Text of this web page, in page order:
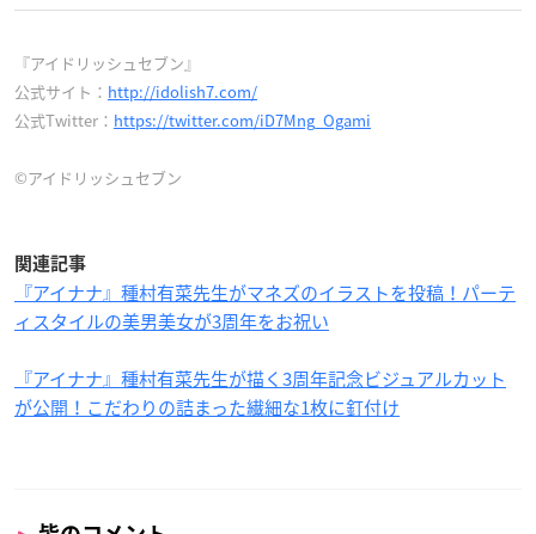
『アイドリッシュセブン』
公式サイト： http://idolish7.com/
公式Twitter： https://twitter.com/iD7Mng_Ogami
©アイドリッシュセブン
関連記事
『アイナナ』種村有菜先生がマネズのイラストを投稿！パーテ
ィスタイルの美男美女が3周年をお祝い
『アイナナ』種村有菜先生が描く3周年記念ビジュアルカット
が公開！こだわりの詰まった繊細な1枚に釘付け